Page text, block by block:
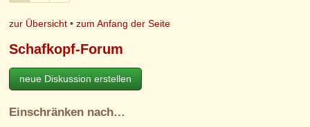
zur Übersicht •zum Anfang der Seite
Schafkopf-Forum
neue Diskussion erstellen
Einschränken nach…